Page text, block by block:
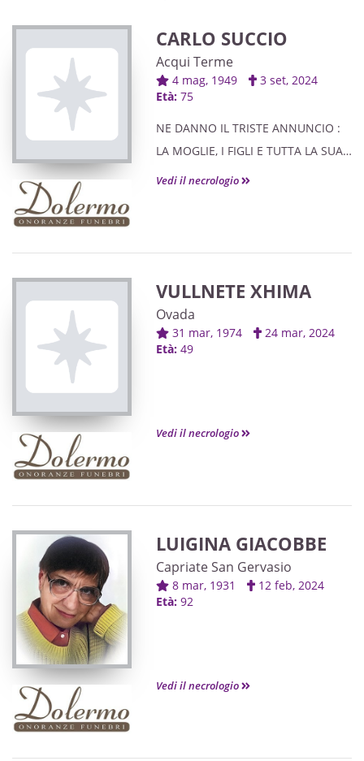
CARLO SUCCIO
Acqui Terme
4 mag, 1949
3 set, 2024
Età: 75
NE DANNO IL TRISTE ANNUNCIO :
LA MOGLIE, I FIGLI E TUTTA LA SUA
FAMIGLIA.
Vedi il necrologio
VULLNETE XHIMA
Ovada
31 mar, 1974
24 mar, 2024
Età: 49
Vedi il necrologio
LUIGINA GIACOBBE
Capriate San Gervasio
8 mar, 1931
12 feb, 2024
Età: 92
Vedi il necrologio